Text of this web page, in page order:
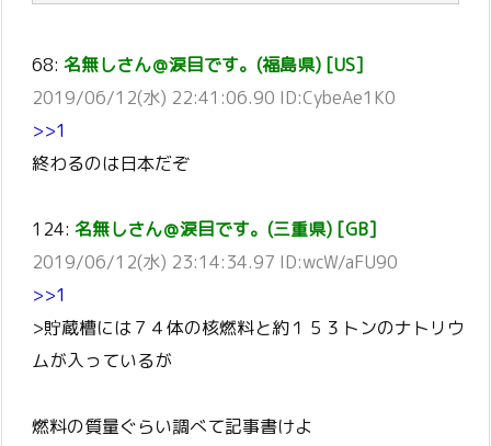
68: 名無しさん＠涙目です。(福島県) [US]
2019/06/12(水) 22:41:06.90 ID:CybeAe1K0
>>1
終わるのは日本だぞ
124: 名無しさん＠涙目です。(三重県) [GB]
2019/06/12(水) 23:14:34.97 ID:wcW/aFU90
>>1
>貯蔵槽には７４体の核燃料と約１５３トンのナトリウ
ムが入っているが
燃料の質量ぐらい調べて記事書けよ